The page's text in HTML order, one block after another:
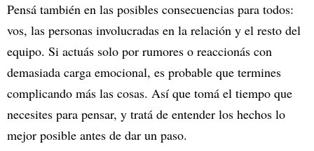
Pensá también en las posibles consecuencias para todos:
vos, las personas involucradas en la relación y el resto del
equipo. Si actuás solo por rumores o reaccionás con
demasiada carga emocional, es probable que termines
complicando más las cosas. Así que tomá el tiempo que
necesites para pensar, y tratá de entender los hechos lo
mejor posible antes de dar un paso.